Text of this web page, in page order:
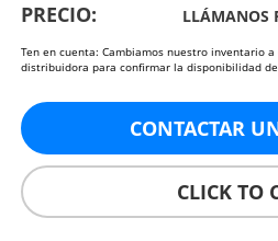
PRECIO: LLÁMANOS
Ten en cuenta: Cambiamos nuestro inventario
distribuidora para confirmar la disponibilidad
CONTACTAR
CLICK TO